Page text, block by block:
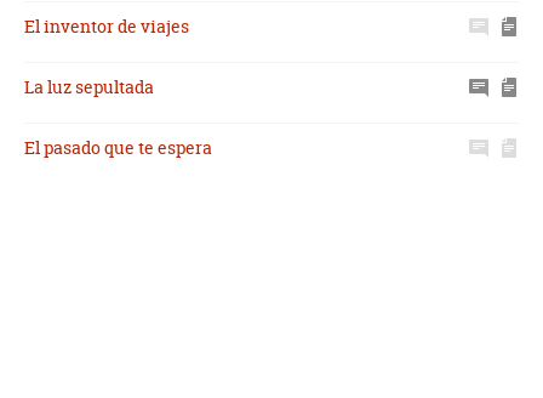
El inventor de viajes
La luz sepultada
El pasado que te espera